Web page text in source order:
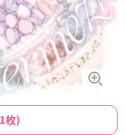
枚)